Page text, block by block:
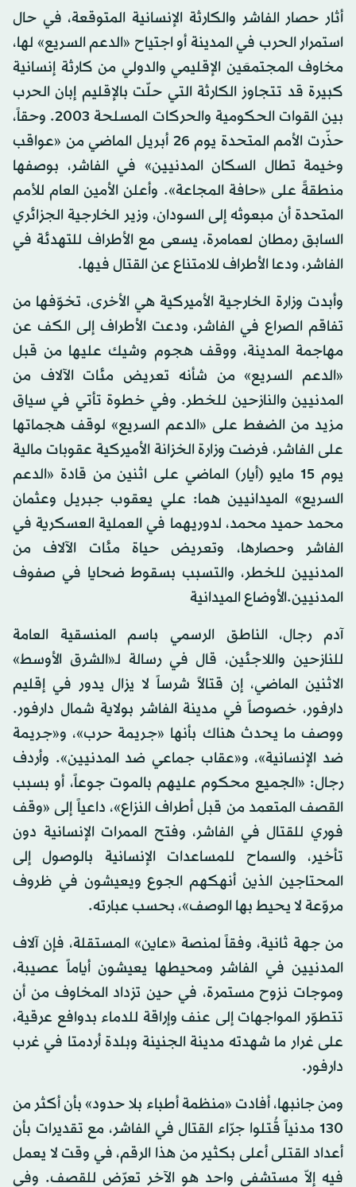
أثار حصار الفاشر والكارثة الإنسانية المتوقعة، في حال
استمرار الحرب في المدينة أو اجتياح «الدعم السريع» لها،
مخاوف المجتمعَين الإقليمي والدولي من كارثة إنسانية
كبيرة قد تتجاوز الكارثة التي حلّت بالإقليم إبان الحرب
بين القوات الحكومية والحركات المسلحة 2003. وحقاً،
حذّرت الأمم المتحدة يوم 26 أبريل الماضي من «عواقب
وخيمة تطال السكان المدنيين» في الفاشر، بوصفها
منطقةً على «حافة المجاعة». وأعلن الأمين العام للأمم
المتحدة أن مبعوثه إلى السودان، وزير الخارجية الجزائري
السابق رمطان لعمامرة، يسعى مع الأطراف للتهدئة في
الفاشر، ودعا الأطراف للامتناع عن القتال فيها.
وأبدت وزارة الخارجية الأميركية هي الأخرى، تخوّفها من
تفاقم الصراع في الفاشر، ودعت الأطراف إلى الكف عن
مهاجمة المدينة، ووقف هجوم وشيك عليها من قبل
«الدعم السريع» من شأنه تعريض مئات الآلاف من
المدنيين والنازحين للخطر. وفي خطوة تأتي في سياق
مزيد من الضغط على «الدعم السريع» لوقف هجماتها
على الفاشر، فرضت وزارة الخزانة الأميركية عقوبات مالية
يوم 15 مايو (أيار) الماضي على اثنين من قادة «الدعم
السريع» الميدانيين هما: علي يعقوب جبريل وعثمان
محمد حميد محمد، لدوريهما في العملية العسكرية في
الفاشر وحصارها، وتعريض حياة مئات الآلاف من
المدنيين للخطر، والتسبب بسقوط ضحايا في صفوف
المدنيين.الأوضاع الميدانية
آدم رجال، الناطق الرسمي باسم المنسقية العامة
للنازحين واللاجئين، قال في رسالة لـ«الشرق الأوسط»
الاثنين الماضي، إن قتالاً شرساً لا يزال يدور في إقليم
دارفور، خصوصاً في مدينة الفاشر بولاية شمال دارفور.
ووصف ما يحدث هناك بأنها «جريمة حرب»، و«جريمة
ضد الإنسانية»، و«عقاب جماعي ضد المدنيين». وأردف
رجال: «الجميع محكوم عليهم بالموت جوعاً، أو بسبب
القصف المتعمد من قبل أطراف النزاع»، داعياً إلى «وقف
فوري للقتال في الفاشر، وفتح الممرات الإنسانية دون
تأخير، والسماح للمساعدات الإنسانية بالوصول إلى
المحتاجين الذين أنهكهم الجوع ويعيشون في ظروف
مروّعة لا يحيط بها الوصف»، بحسب عبارته.
من جهة ثانية، وفقاً لمنصة «عاين» المستقلة، فإن آلاف
المدنيين في الفاشر ومحيطها يعيشون أياماً عصيبة،
وموجات نزوح مستمرة، في حين تزداد المخاوف من أن
تتطوّر المواجهات إلى عنف وإراقة للدماء بدوافع عرقية،
على غرار ما شهدته مدينة الجنينة وبلدة أردمتا في غرب
دارفور.
ومن جانبها، أفادت «منظمة أطباء بلا حدود» بأن أكثر من
130 مدنياً قُتلوا جرّاء القتال في الفاشر، مع تقديرات بأن
أعداد القتلى أعلى بكثير من هذا الرقم، في وقت لا يعمل
فيه إلاّ مستشفى واحد هو الآخر تعرّض للقصف. وفي